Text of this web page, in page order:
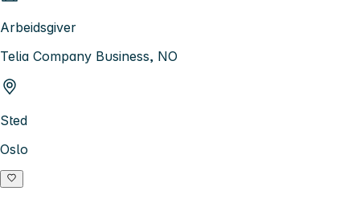
Arbeidsgiver
Telia Company Business, NO
Sted
Oslo